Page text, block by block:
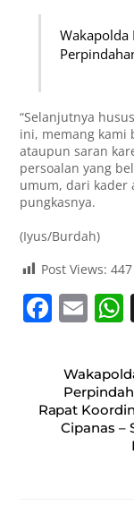
Wakapolda
“Selanjutnya
ini, memang kami
ataupun saran
persoalan yang
umum, dari kader
pungkasnya.
(Iyus/Burdah)
Post Views: 447
F
c
e
b
E
ai
l
Rapat
Cipanas –